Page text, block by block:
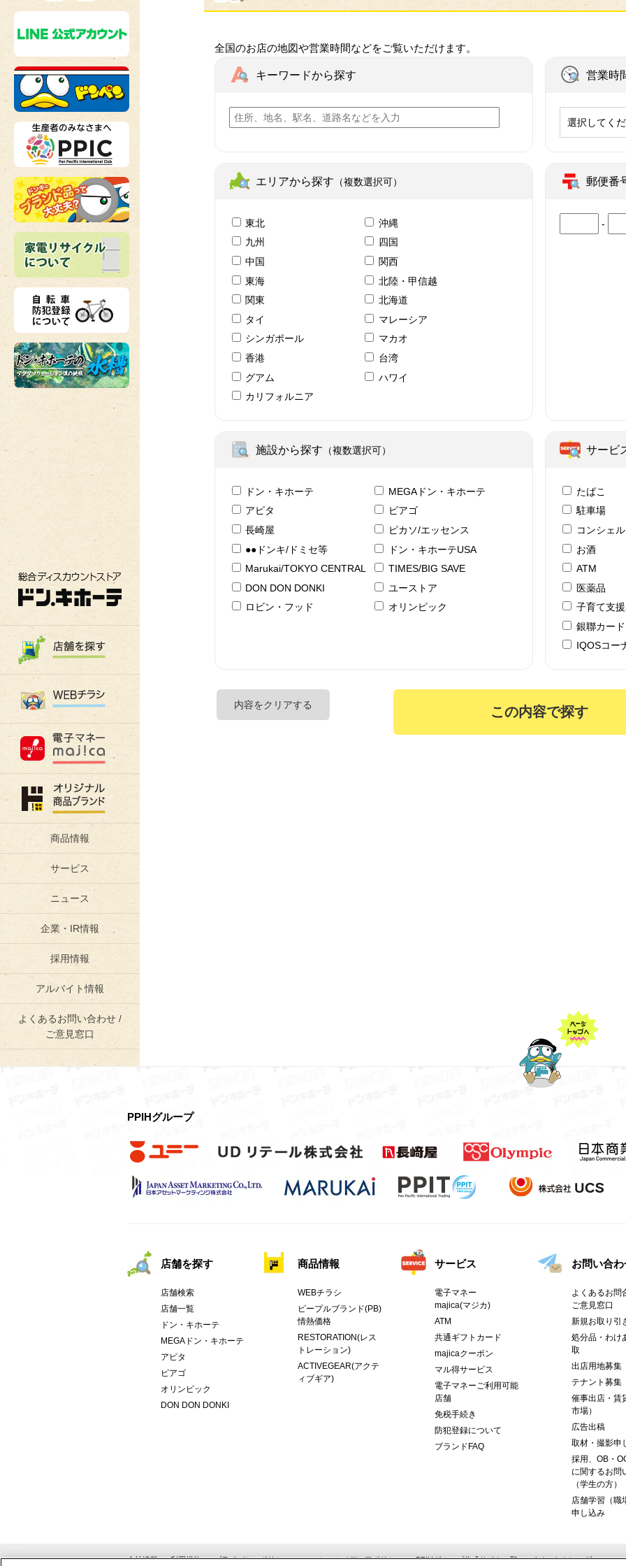
総合ディスカウントストア ドン・キホーテ
商品情報
サービス
ニュース
企業・IR情報
採用情報
アルバイト情報
よくあるお問い合わせ /
ご意見窓口
全国のお店の地図や営業時間などをご覧いただけます。
キーワードから探す 営業時
選択してく
エリアから探す （複数選択可）
東北
沖縄
九州
四国
中国
関西
東海
北陸・甲信越
関東
北海道
タイ
マレーシア
シンガポール
マカオ
香港
台湾
グアム
ハワイ
カリフォルニア
郵便番
-
施設から探す （複数選択可）
ドン・キホーテ
MEGAドン・キホーテ
アピタ
ピアゴ
長崎屋
ピカソ/エッセンス
●●ドンキ/ドミセ等
ドン・キホーテUSA
Marukai/TOKYO CENTRAL
TIMES/BIG SAVE
DON DON DONKI
ユーストア
ロビン・フッド
オリンピック
サービ
たばこ
駐車場
コンシェ
お酒
ATM
医薬品
子育て支
銀聯カード
IQOSコー
PPIHグループ
店舗を探す
店舗検索
店舗一覧
ドン・キホーテ
MEGAドン・キホーテ
アピタ
ピアゴ
オリンピック
DON DON DONKI
商品情報
WEBチラシ
ピープルブランド(PB)
情熱価格
RESTORATION(レス
トレーション)
ACTIVEGEAR(アクテ
ィブギア)
サービス
電子マネー
majica(マジカ)
ATM
共通ギフトカード
majicaクーポン
マル得サービス
電子マネーご利用可能
店舗
免税手続き
防犯登録について
ブランドFAQ
お問い合わ
よくあるお問
ご意見窓口
新規お取り引
処分品・わけ
取
出店用地募集
テナント募集
催事出店・賃
市場）
広告出稿
取材・撮影申
採用、OB・
に関するお問
（学生の方）
店舗学習（職
申し込み
会社情報 利用規約 プライバシーポリシー ソーシャルメディアポリシー PPIHグループ公式サイト一覧 イベントカレンダー